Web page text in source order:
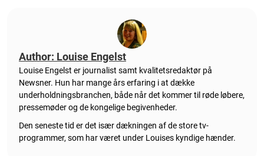
Author: Louise Engelst
Louise Engelst er journalist samt kvalitetsredaktør på
Newsner. Hun har mange års erfaring i at dække
underholdningsbranchen, både når det kommer til røde løbere,
pressemøder og de kongelige begivenheder.
Den seneste tid er det især dækningen af de store tv-
programmer, som har været under Louises kyndige hænder.